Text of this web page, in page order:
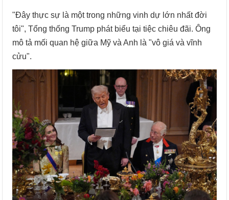
"Đây thực sự là một trong những vinh dự lớn nhất đời
tôi", Tổng thống Trump phát biểu tại tiệc chiêu đãi. Ông
mô tả mối quan hệ giữa Mỹ và Anh là "vô giá và vĩnh
cửu".